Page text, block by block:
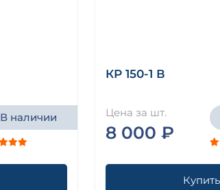
В наличии
КР 150-1 В
Цена за шт.
8 000 ₽
Купить